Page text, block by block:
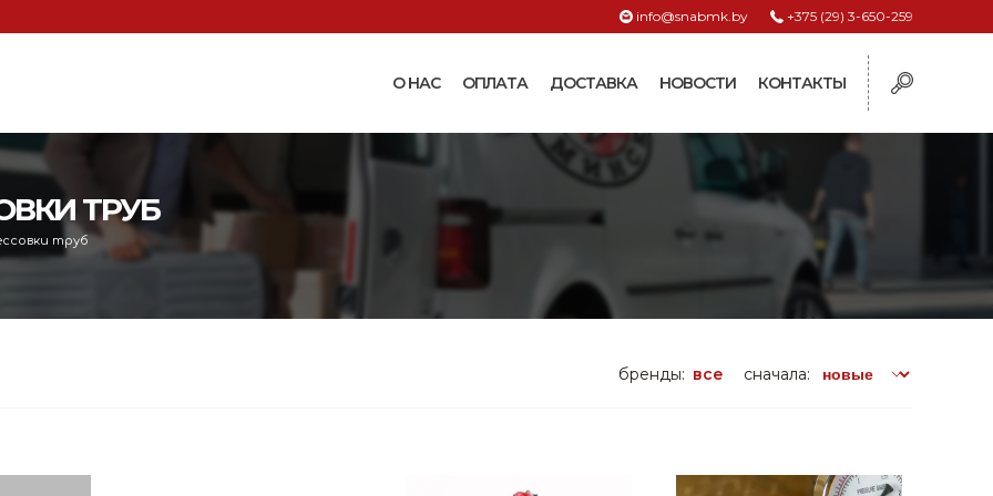
+375 (29) 3-650-259
info@snabmk.by
О НАС ОПЛАТА ДОСТАВКА НОВОСТИ КОНТАКТЫ
аппаратов
Машинки и ножницы для
Термошкафы
Поилки и кормушки
Бункерные кормушки и
ТРУБ
труб
сначала:
бренды: все